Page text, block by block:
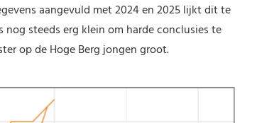
aangevuld met 2024 en 2025 lijkt dit te
steeds erg klein om harde conclusies te
op de Hoge Berg jongen groot.